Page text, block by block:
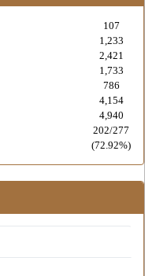
107
1,233
2,421
1,733
786
4,154
4,940
202/277
(72.92%)